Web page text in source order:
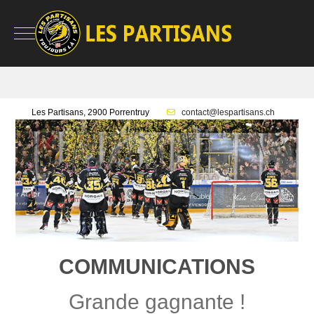
Mobile Menu Toggle
Les Partisans, 2900 Porrentruy contact@lespartisans.ch
COMMUNICATIONS
Grande gagnante !